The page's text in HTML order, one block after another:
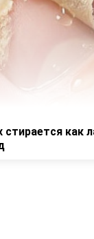
стирается как